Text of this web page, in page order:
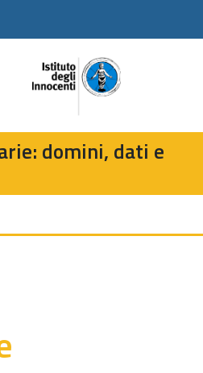
domini, dati e